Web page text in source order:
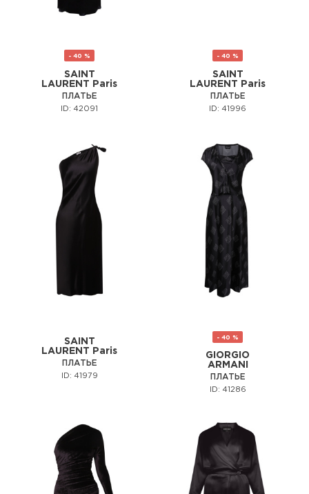
- 40 %
SAINT
LAURENT Paris
ПЛАТЬЕ
ID: 42091
- 40 %
SAINT
LAURENT Paris
ПЛАТЬЕ
ID: 41996
SAINT
LAURENT Paris
ПЛАТЬЕ
ID: 41979
- 40 %
GIORGIO
ARMANI
ПЛАТЬЕ
ID: 41286